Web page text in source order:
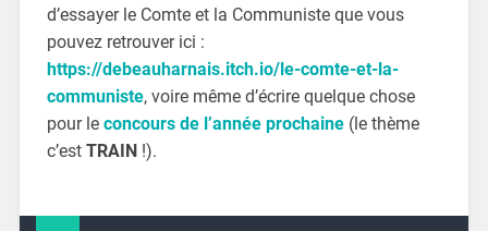
d’essayer le Comte et la Communiste que vous
pouvez retrouver ici :
https://debeauharnais.itch.io/le-comte-et-la-
communiste, voire même d’écrire quelque chose
pour le concours de l’année prochaine(le thème
c’est TRAIN!).